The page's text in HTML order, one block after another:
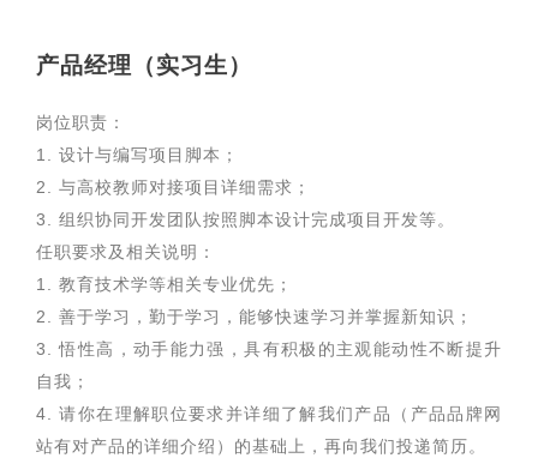
产品经理（实习生）
岗位职责：
1. 设计与编写项目脚本；
2. 与高校教师对接项目详细需求；
3. 组织协同开发团队按照脚本设计完成项目开发等。
任职要求及相关说明：
1. 教育技术学等相关专业优先；
2. 善于学习，勤于学习，能够快速学习并掌握新知识；
3. 悟性高，动手能力强，具有积极的主观能动性不断提升
自我；
4. 请你在理解职位要求并详细了解我们产品（产品品牌网
站有对产品的详细介绍）的基础上，再向我们投递简历。